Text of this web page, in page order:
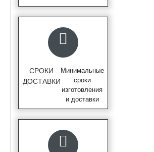
СРОКИ
ДОСТАВКИ
Минимальные
сроки
изготовления
и доставки